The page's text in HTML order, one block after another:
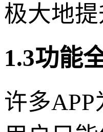
极大地
1.3功能
许多